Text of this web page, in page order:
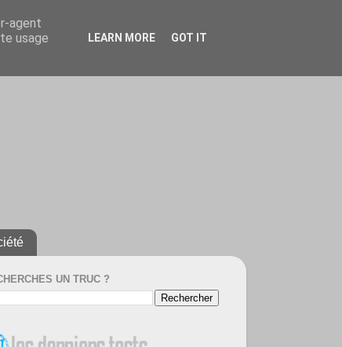
UN TRUC ?
agent
usage
LEARN MORE GOT IT